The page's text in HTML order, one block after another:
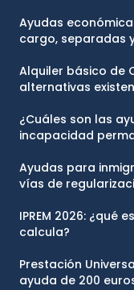
Ayudas
cargo, separadas
Alquiler básico de
alternativas
¿Cuáles son las
incapacidad
Ayudas para
vías de
IPREM 2026: ¿qué
calcula?
Prestación
ayuda de 200